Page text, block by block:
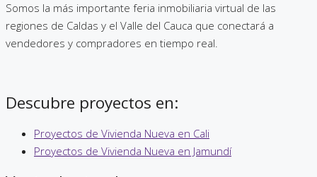
Somos la más importante feria inmobiliaria virtual de las
regiones de Caldas y el Valle del Cauca que conectará a
vendedores y compradores en tiempo real.
Descubre proyectos en:
Proyectos de Vivienda Nueva en Cali
Proyectos de Vivienda Nueva en Jamundí